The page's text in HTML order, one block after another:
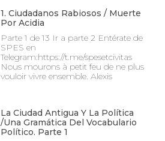
1. Ciudadanos Rabiosos / Muerte
Por Acidia
Parte 1 de 13 Ir a parte 2 Entérate de
SPES en
Telegram:https://t.me/spesetcivitas
Nous mourons à petit feu de ne plus
vouloir vivre ensemble. Alexis
La Ciudad Antigua Y La Política
/Una Gramática Del Vocabulario
Político. Parte 1